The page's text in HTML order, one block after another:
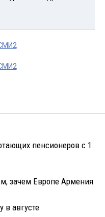
пенсионеров с 1
зачем Европе Армения
в августе